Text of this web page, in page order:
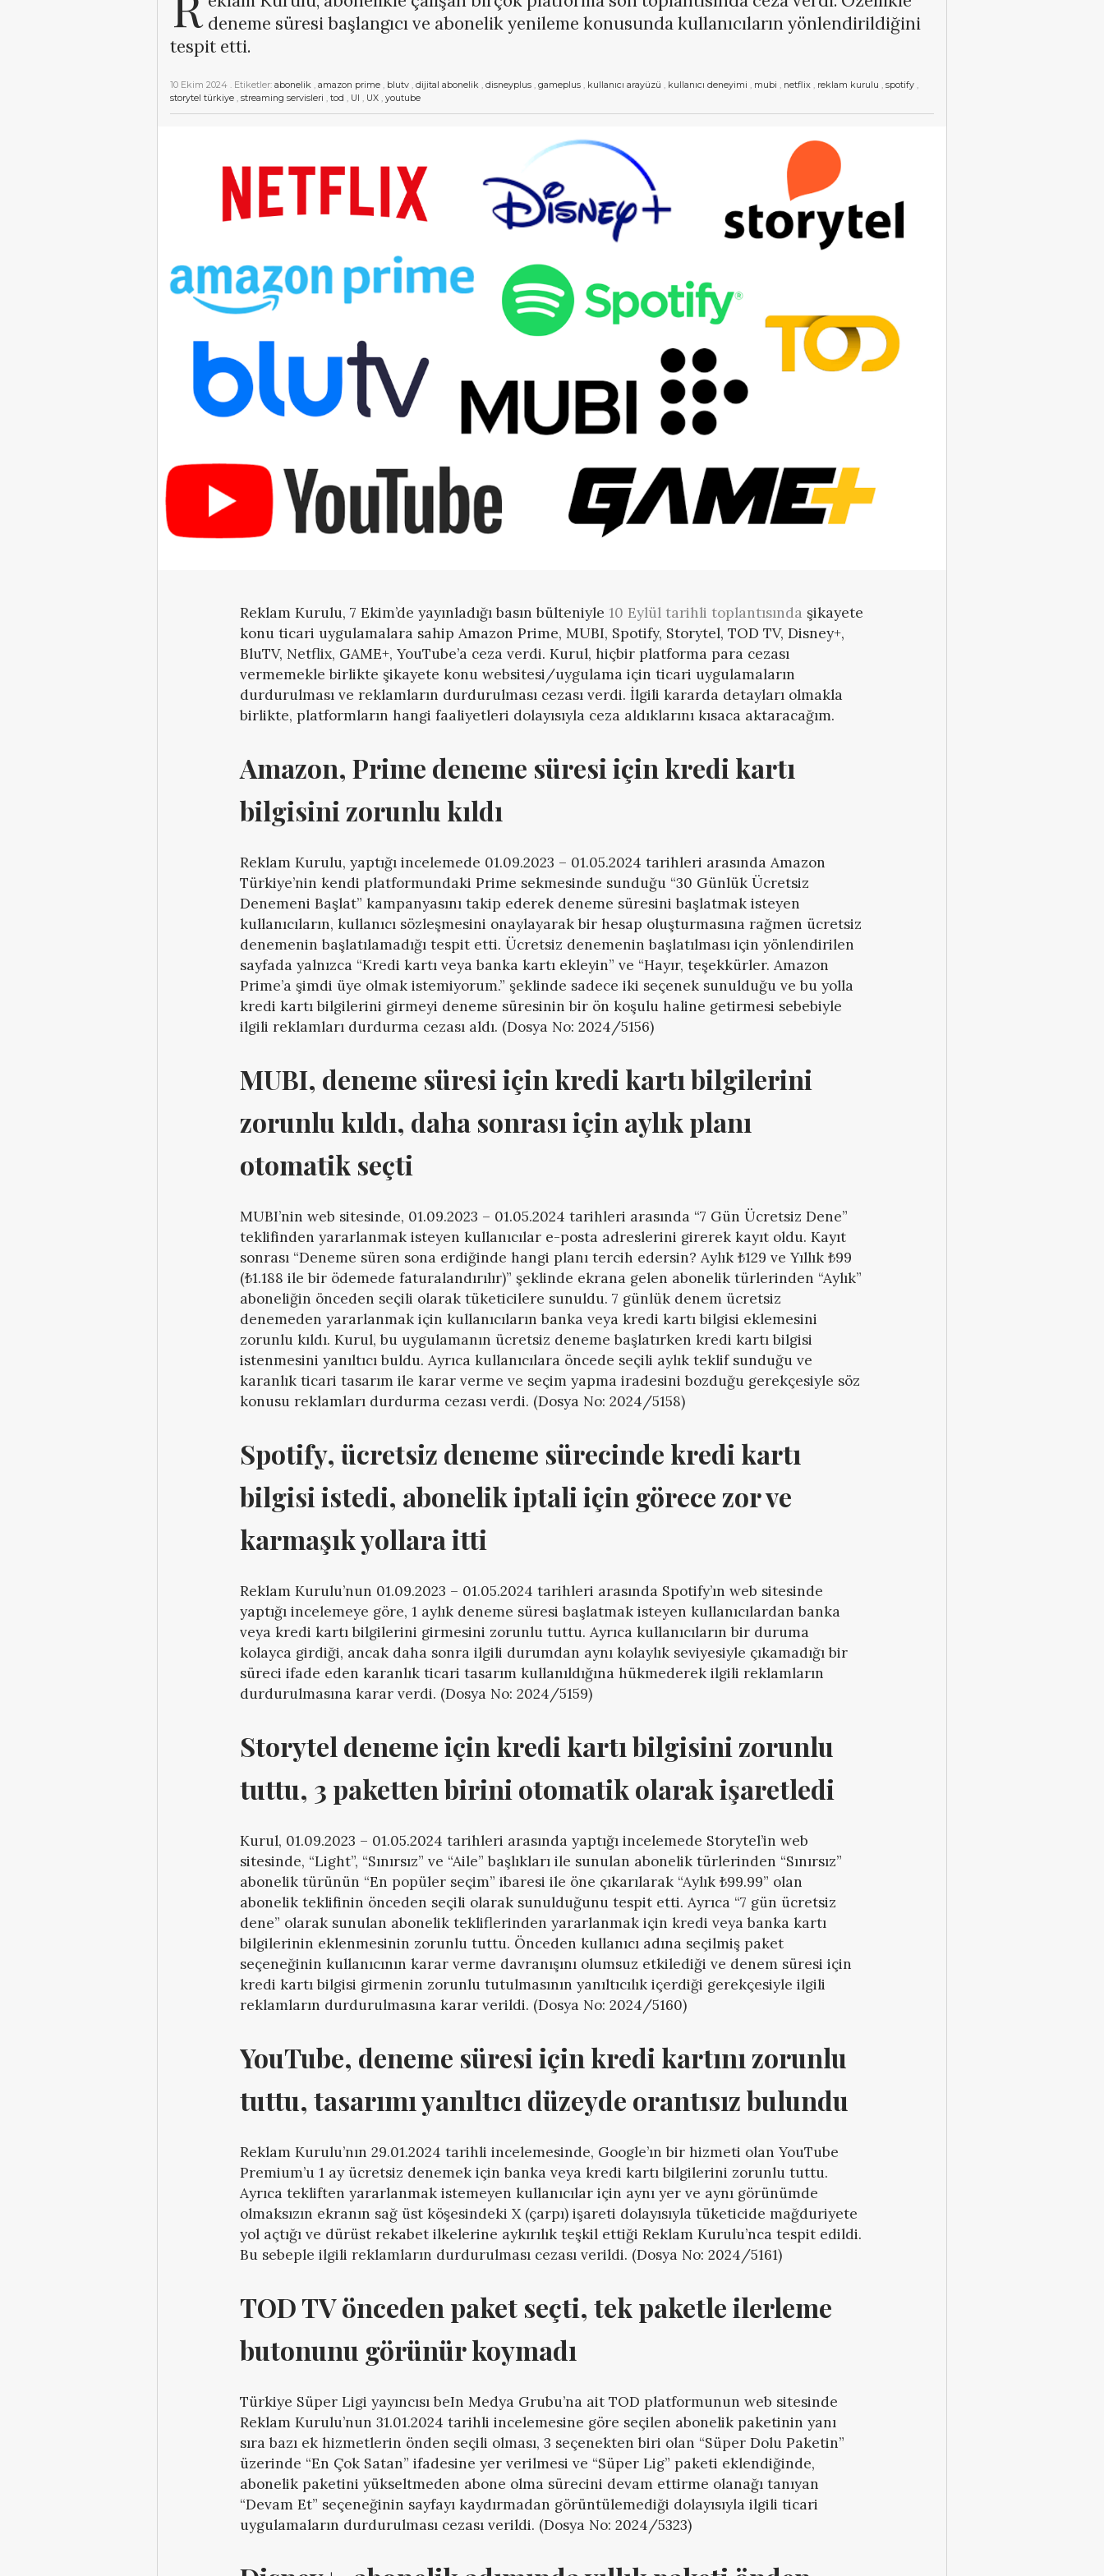
deneme süresi başlangıcı ve abonelik yenileme konusunda kullanıcıların yönlendirildiğini
tespit etti.
10 Ekim 2024 . Etiketler: abonelik , amazon prime , blutv , dijital abonelik , disneyplus , gameplus , kullanıcı arayüzü , kullanıcı deneyimi , mubi , netflix , reklam kurulu , spotify ,
storytel türkiye , streaming servisleri , tod , UI , UX , youtube
Reklam Kurulu, 7 Ekim’de yayınladığı basın bülteniyle 10 Eylül tarihli toplantısında şikayete
konu ticari uygulamalara sahip Amazon Prime, MUBI, Spotify, Storytel, TOD TV, Disney+,
BluTV, Netflix, GAME+, YouTube’a ceza verdi. Kurul, hiçbir platforma para cezası
vermemekle birlikte şikayete konu websitesi/uygulama için ticari uygulamaların
durdurulması ve reklamların durdurulması cezası verdi. İlgili kararda detayları olmakla
birlikte, platformların hangi faaliyetleri dolayısıyla ceza aldıklarını kısaca aktaracağım.
Amazon, Prime deneme süresi için kredi kartı
bilgisini zorunlu kıldı
Reklam Kurulu, yaptığı incelemede 01.09.2023 – 01.05.2024 tarihleri arasında Amazon
Türkiye’nin kendi platformundaki Prime sekmesinde sunduğu “30 Günlük Ücretsiz
Denemeni Başlat” kampanyasını takip ederek deneme süresini başlatmak isteyen
kullanıcıların, kullanıcı sözleşmesini onaylayarak bir hesap oluşturmasına rağmen ücretsiz
denemenin başlatılamadığı tespit etti. Ücretsiz denemenin başlatılması için yönlendirilen
sayfada yalnızca “Kredi kartı veya banka kartı ekleyin” ve “Hayır, teşekkürler. Amazon
Prime’a şimdi üye olmak istemiyorum.” şeklinde sadece iki seçenek sunulduğu ve bu yolla
kredi kartı bilgilerini girmeyi deneme süresinin bir ön koşulu haline getirmesi sebebiyle
ilgili reklamları durdurma cezası aldı. (Dosya No: 2024/5156)
MUBI, deneme süresi için kredi kartı bilgilerini
zorunlu kıldı, daha sonrası için aylık planı
otomatik seçti
MUBI’nin web sitesinde, 01.09.2023 – 01.05.2024 tarihleri arasında “7 Gün Ücretsiz Dene”
teklifinden yararlanmak isteyen kullanıcılar e-posta adreslerini girerek kayıt oldu. Kayıt
sonrası “Deneme süren sona erdiğinde hangi planı tercih edersin? Aylık ₺129 ve Yıllık ₺99
(₺1.188 ile bir ödemede faturalandırılır)” şeklinde ekrana gelen abonelik türlerinden “Aylık”
aboneliğin önceden seçili olarak tüketicilere sunuldu. 7 günlük denem ücretsiz
denemeden yararlanmak için kullanıcıların banka veya kredi kartı bilgisi eklemesini
zorunlu kıldı. Kurul, bu uygulamanın ücretsiz deneme başlatırken kredi kartı bilgisi
istenmesini yanıltıcı buldu. Ayrıca kullanıcılara öncede seçili aylık teklif sunduğu ve
karanlık ticari tasarım ile karar verme ve seçim yapma iradesini bozduğu gerekçesiyle söz
konusu reklamları durdurma cezası verdi. (Dosya No: 2024/5158)
Spotify, ücretsiz deneme sürecinde kredi kartı
bilgisi istedi, abonelik iptali için görece zor ve
karmaşık yollara itti
Reklam Kurulu’nun 01.09.2023 – 01.05.2024 tarihleri arasında Spotify’ın web sitesinde
yaptığı incelemeye göre, 1 aylık deneme süresi başlatmak isteyen kullanıcılardan banka
veya kredi kartı bilgilerini girmesini zorunlu tuttu. Ayrıca kullanıcıların bir duruma
kolayca girdiği, ancak daha sonra ilgili durumdan aynı kolaylık seviyesiyle çıkamadığı bir
süreci ifade eden karanlık ticari tasarım kullanıldığına hükmederek ilgili reklamların
durdurulmasına karar verdi. (Dosya No: 2024/5159)
Storytel deneme için kredi kartı bilgisini zorunlu
tuttu, 3 paketten birini otomatik olarak işaretledi
Kurul, 01.09.2023 – 01.05.2024 tarihleri arasında yaptığı incelemede Storytel’in web
sitesinde, “Light”, “Sınırsız” ve “Aile” başlıkları ile sunulan abonelik türlerinden “Sınırsız”
abonelik türünün “En popüler seçim” ibaresi ile öne çıkarılarak “Aylık ₺99.99” olan
abonelik teklifinin önceden seçili olarak sunulduğunu tespit etti. Ayrıca “7 gün ücretsiz
dene” olarak sunulan abonelik tekliflerinden yararlanmak için kredi veya banka kartı
bilgilerinin eklenmesinin zorunlu tuttu. Önceden kullanıcı adına seçilmiş paket
seçeneğinin kullanıcının karar verme davranışını olumsuz etkilediği ve denem süresi için
kredi kartı bilgisi girmenin zorunlu tutulmasının yanıltıcılık içerdiği gerekçesiyle ilgili
reklamların durdurulmasına karar verildi. (Dosya No: 2024/5160)
YouTube, deneme süresi için kredi kartını zorunlu
tuttu, tasarımı yanıltıcı düzeyde orantısız bulundu
Reklam Kurulu’nın 29.01.2024 tarihli incelemesinde, Google’ın bir hizmeti olan YouTube
Premium’u 1 ay ücretsiz denemek için banka veya kredi kartı bilgilerini zorunlu tuttu.
Ayrıca tekliften yararlanmak istemeyen kullanıcılar için aynı yer ve aynı görünümde
olmaksızın ekranın sağ üst köşesindeki X (çarpı) işareti dolayısıyla tüketicide mağduriyete
yol açtığı ve dürüst rekabet ilkelerine aykırılık teşkil ettiği Reklam Kurulu’nca tespit edildi.
Bu sebeple ilgili reklamların durdurulması cezası verildi. (Dosya No: 2024/5161)
TOD TV önceden paket seçti, tek paketle ilerleme
butonunu görünür koymadı
Türkiye Süper Ligi yayıncısı beIn Medya Grubu’na ait TOD platformunun web sitesinde
Reklam Kurulu’nun 31.01.2024 tarihli incelemesine göre seçilen abonelik paketinin yanı
sıra bazı ek hizmetlerin önden seçili olması, 3 seçenekten biri olan “Süper Dolu Paketin”
üzerinde “En Çok Satan” ifadesine yer verilmesi ve “Süper Lig” paketi eklendiğinde,
abonelik paketini yükseltmeden abone olma sürecini devam ettirme olanağı tanıyan
“Devam Et” seçeneğinin sayfayı kaydırmadan görüntülemediği dolayısıyla ilgili ticari
uygulamaların durdurulması cezası verildi. (Dosya No: 2024/5323)